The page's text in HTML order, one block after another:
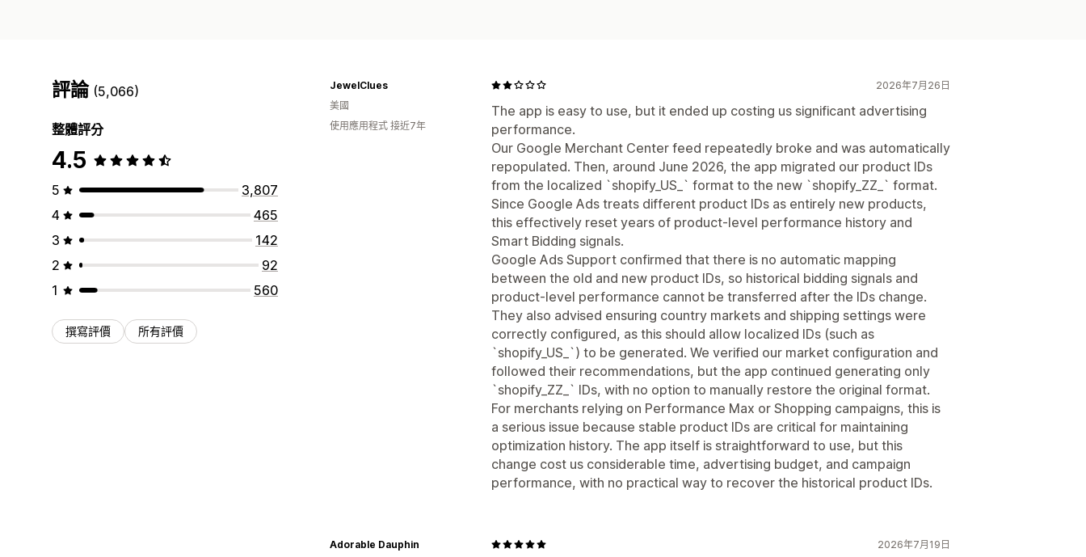
評論 (5,066)
整體評分
4.5
5
3,807
4
465
3
142
2
92
1
560
撰寫評價 所有評價
2026年7月26日
The app is easy to use, but it ended up costing us significant advertising
performance.
Our Google Merchant Center feed repeatedly broke and was automatically
repopulated. Then, around June 2026, the app migrated our product IDs
from the localized `shopify_US_` format to the new `shopify_ZZ_` format.
Since Google Ads treats different product IDs as entirely new products,
this effectively reset years of product-level performance history and
Smart Bidding signals.
Google Ads Support confirmed that there is no automatic mapping
between the old and new product IDs, so historical bidding signals and
product-level performance cannot be transferred after the IDs change.
They also advised ensuring country markets and shipping settings were
correctly configured, as this should allow localized IDs (such as
`shopify_US_`) to be generated. We verified our market configuration and
followed their recommendations, but the app continued generating only
`shopify_ZZ_` IDs, with no option to manually restore the original format.
For merchants relying on Performance Max or Shopping campaigns, this is
a serious issue because stable product IDs are critical for maintaining
optimization history. The app itself is straightforward to use, but this
change cost us considerable time, advertising budget, and campaign
performance, with no practical way to recover the historical product IDs.
JewelClues
美國
使用應用程式 接近7年
2026年7月19日
Adorable Dauphin